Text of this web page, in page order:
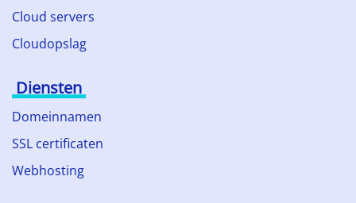
Cloud servers
Cloudopslag
Diensten
Domeinnamen
SSL certificaten
Webhosting